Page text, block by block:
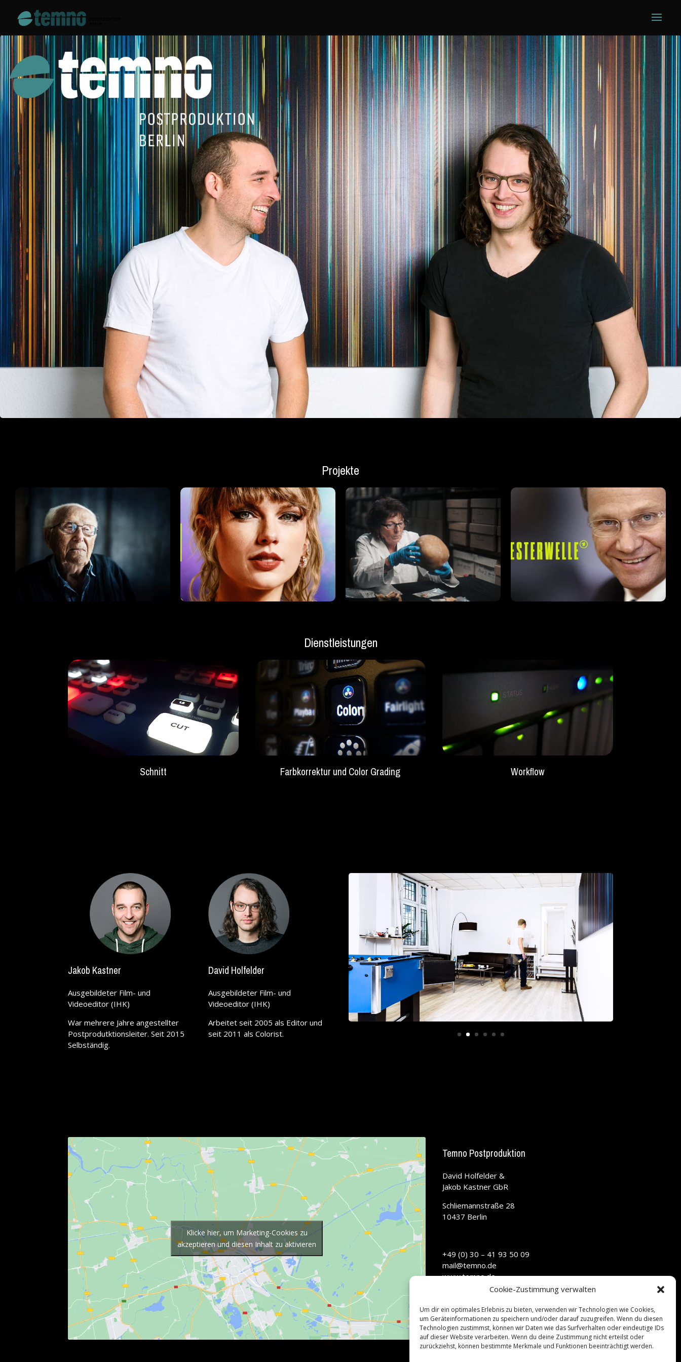
Cookie-Zustimmung verwalten
Um dir ein optimales Erlebnis zu bieten, verwenden wir Technologien wie Cookies,
um Geräteinformationen zu speichern und/oder darauf zuzugreifen. Wenn du diesen
Technologien zustimmst, können wir Daten wie das Surfverhalten oder eindeutige IDs
auf dieser Website verarbeiten. Wenn du deine Zustimmung nicht erteilst oder
zurückziehst, können bestimmte Merkmale und Funktionen beeinträchtigt werden.
Projekte
Dienstleistungen
Schnitt Farbkorrektur und Color Grading Workflow
Jakob Kastner
Ausgebildeter Film- und
Videoeditor (IHK)
War mehrere Jahre angestellter
Postprodutktionsleiter. Seit 2015
Selbständig.
David Holfelder
Ausgebildeter Film- und
Videoeditor (IHK)
Arbeitet seit 2005 als Editor und
seit 2011 als Colorist.
Klicke hier, um Marketing-Cookies zu
akzeptieren und diesen Inhalt zu aktivieren
Temno Postproduktion
David Holfelder &
Jakob Kastner GbR
Schliemannstraße 28
10437 Berlin
+49 (0) 30 – 41 93 50 09
mail@temno.de
www.temno.de